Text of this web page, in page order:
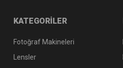
KATEGORİLER
Fotoğraf Makineleri
Lensler